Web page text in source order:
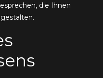
die Ihnen